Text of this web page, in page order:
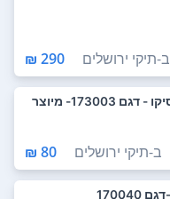
ב-תיקי ירושלים 290 ₪
תיק למסמכים-מקסיקו - דגם 173003- מיוצר
ב-תיקי ירושלים 80 ₪